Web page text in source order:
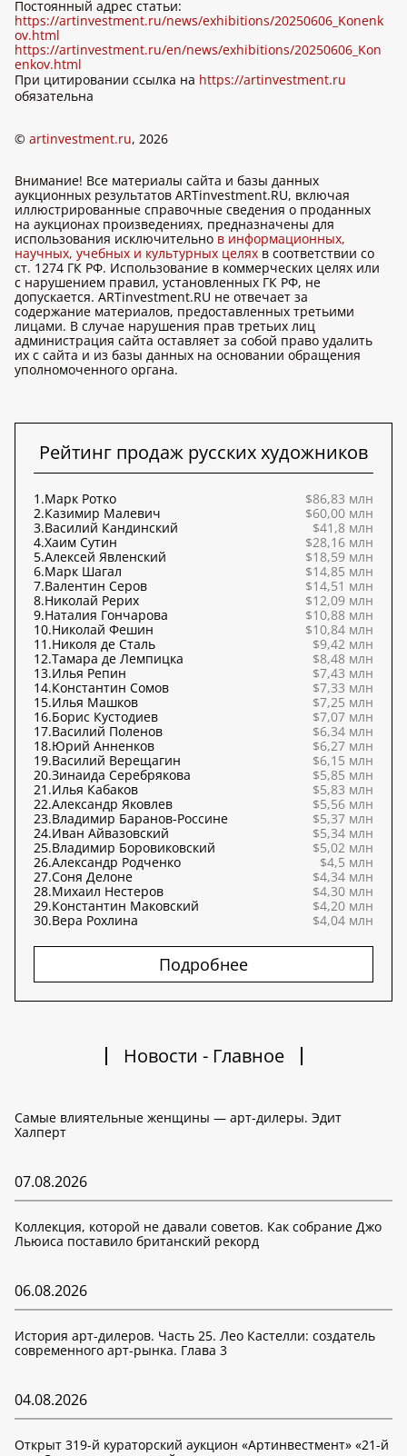
Постоянный адрес статьи:
https://artinvestment.ru/news/exhibitions/20250606_Konenk
ov.html
https://artinvestment.ru/en/news/exhibitions/20250606_Kon
enkov.html
При цитировании ссылка на https://artinvestment.ru
обязательна
© artinvestment.ru, 2026
Внимание! Все материалы сайта и базы данных
аукционных результатов ARTinvestment.RU, включая
иллюстрированные справочные сведения о проданных
на аукционах произведениях, предназначены для
использования исключительно в информационных,
научных, учебных и культурных целях в соответствии со
ст. 1274 ГК РФ. Использование в коммерческих целях или
с нарушением правил, установленных ГК РФ, не
допускается. ARTinvestment.RU не отвечает за
содержание материалов, предоставленных третьими
лицами. В случае нарушения прав третьих лиц
администрация сайта оставляет за собой право удалить
их с сайта и из базы данных на основании обращения
уполномоченного органа.
Рейтинг продаж русских художников
1.Марк Ротко
$86,83 млн
2.Казимир Малевич
$60,00 млн
3.Василий Кандинский
$41,8 млн
4.Хаим Сутин
$28,16 млн
5.Алексей Явленский
$18,59 млн
6.Марк Шагал
$14,85 млн
7.Валентин Серов
$14,51 млн
8.Николай Рерих
$12,09 млн
9.Наталия Гончарова
$10,88 млн
10.Николай Фешин
$10,84 млн
11.Николя де Сталь
$9,42 млн
12.Тамара де Лемпицка
$8,48 млн
13.Илья Репин
$7,43 млн
14.Константин Сомов
$7,33 млн
15.Илья Машков
$7,25 млн
16.Борис Кустодиев
$7,07 млн
17.Василий Поленов
$6,34 млн
18.Юрий Анненков
$6,27 млн
19.Василий Верещагин
$6,15 млн
20.Зинаида Серебрякова
$5,85 млн
21.Илья Кабаков
$5,83 млн
22.Александр Яковлев
$5,56 млн
23.Владимир Баранов-Россине
$5,37 млн
24.Иван Айвазовский
$5,34 млн
25.Владимир Боровиковский
$5,02 млн
26.Александр Родченко
$4,5 млн
27.Соня Делоне
$4,34 млн
28.Михаил Нестеров
$4,30 млн
29.Константин Маковский
$4,20 млн
30.Вера Рохлина $4,04 млн
Подробнее
Новости - Главное
Самые влиятельные женщины — арт-дилеры. Эдит
Халперт
07.08.2026
Коллекция, которой не давали советов. Как собрание Джо
Льюиса поставило британский рекорд
06.08.2026
История арт-дилеров. Часть 25. Лео Кастелли: создатель
современного арт-рынка. Глава 3
04.08.2026
Открыт 319-й кураторский аукцион «Артинвестмент» «21-й